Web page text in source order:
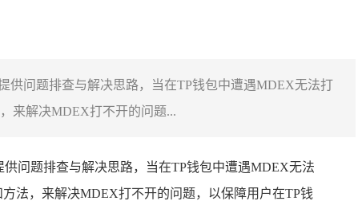
供问题排查与解决思路，当在TP钱包中遭遇MDEX无法打
来解决MDEX打不开的问题...
问题排查与解决思路，当在TP钱包中遭遇MDEX无法
法，来解决MDEX打不开的问题，以保障用户在TP钱